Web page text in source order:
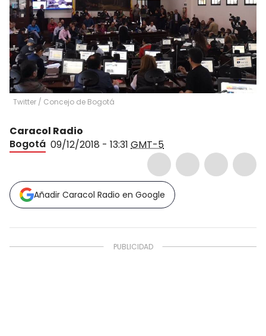
Twitter / Concejo de Bogotá
Caracol Radio
Bogotá 09/12/2018 - 13:31 GMT-5
Añadir Caracol Radio en Google